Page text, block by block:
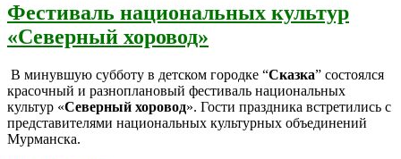
Фестиваль национальных культур
«Северный хоровод»
В минувшую субботу в детском городке “Сказка” состоялся
красочный и разноплановый фестиваль национальных
культур «Северный хоровод». Гости праздника встретились с
представителями национальных культурных объединений
Мурманска.